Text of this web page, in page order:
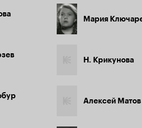
Мария
Н. Крикунова
Алексей Матов